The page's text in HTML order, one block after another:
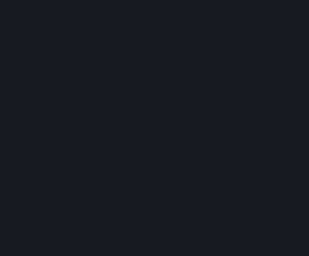
Steam възстановяването се
от покупката и при под два часа
както за игри, така и при
магазина. Ето обзор за това как